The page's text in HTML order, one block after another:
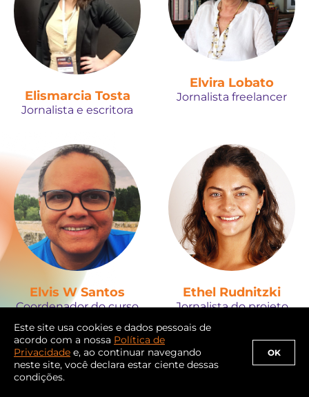
Elismarcia Tosta
Jornalista e escritora
Elvira Lobato
Jornalista freelancer
Elvis W Santos
Coordenador do curso
Ethel Rudnitzki
Jornalista do projeto
Eleições
Este site usa cookies e dados pessoais de
acordo com a nossa Política de
Privacidade e, ao continuar navegando
neste site, você declara estar ciente dessas
condições.
OK